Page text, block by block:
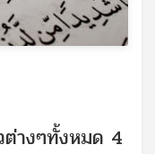
ต่างๆทั้งหมด 4